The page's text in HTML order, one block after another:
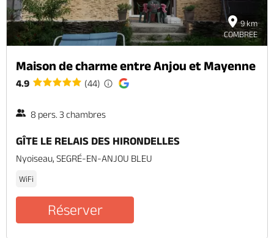
9 km
COMBREE
Maison de charme entre Anjou et Mayenne
4.9 (44)
8 pers. 3 chambres
GÎTE LE RELAIS DES HIRONDELLES
Nyoiseau, SEGRÉ-EN-ANJOU BLEU
WiFi
Réserver